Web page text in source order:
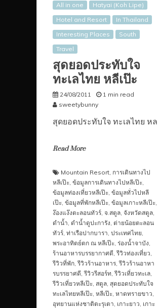
All in one
Hatyai (Koh Lipe)
Hotel and Resort
In Thailand
Interesting Places
South
Travel
สุดยอดประทับใจ
ทะเลไทย หลีเป๊ะ
24/08/2011
1 min read
sweetybunny
สุดยอดประทับใจ ทะเลไทย หล
Read More
Mountain Resort การเดินทางไป
หลีเป๊ะ ข้อมูลการเดินทางไปหลีเป๊ะ
ข้อมูลท่องเที่ยวหลีเป๊ะ ข้อมูลทั่วไปหลี
เป๊ะ ข้อมูลที่พักหลีเป๊ะ ข้อมูลเกาะหลีเป๊ะ
ง๊องแง๊งตะลอนทัวร์ จ.สตูล จังหวัดสตูล
ดำน้ำ ดำน้ำดูปะการัง ต่ายน้อยตะลอน
ทัวร์ ท่าเรือปากบารา ประเทศไทย
พระอาทิตย์ตก ณ หลีเป๊ะ ร่องน้ำจาบัง
ร้านอาหารบรรยากาศดี ,รีวิวท่องเที่ยว
รีวิวที่พัก ,รีวิวร้านอาหาร ,รีวิวร้านอาหา
รบรรยาศดี ,รีวิวรีสอร์ท ,รีวิวเที่ยวทะเล
รีวิวเที่ยวหลีเป๊ะ สตูล สุดยอดประทับใจ
ทะเลไทยหลีเป๊ะ หลีเป๊ะ หาดทรายขาว
อุทยานแห่งชาติตะรุเตา เกาะยาว เกาะ